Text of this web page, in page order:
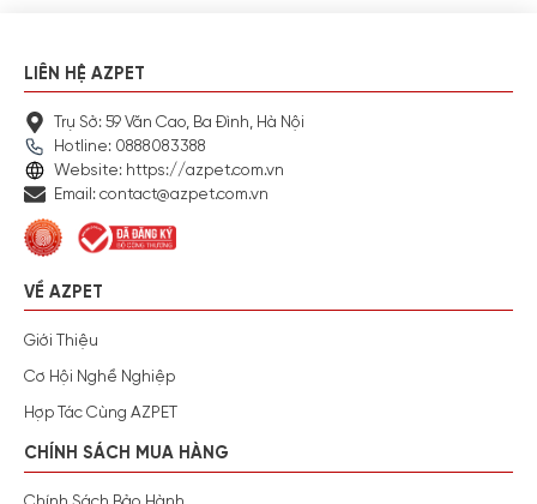
LIÊN HỆ AZPET
Trụ Sở: 59 Văn Cao, Ba Đình, Hà Nội
Hotline: 0888083388
Website: https://azpet.com.vn
Email: contact@azpet.com.vn
VỀ AZPET
Giới Thiệu
Cơ Hội Nghề Nghiệp
Hợp Tác Cùng AZPET
CHÍNH SÁCH MUA HÀNG